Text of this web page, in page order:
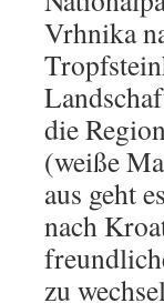
Vrhnika
die
(weiße
aus geht
nach
zu